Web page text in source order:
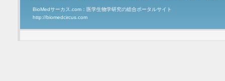
BioMedサーカス.com：医学生物学研究の総合ポータルサイト
http://biomedcircus.com